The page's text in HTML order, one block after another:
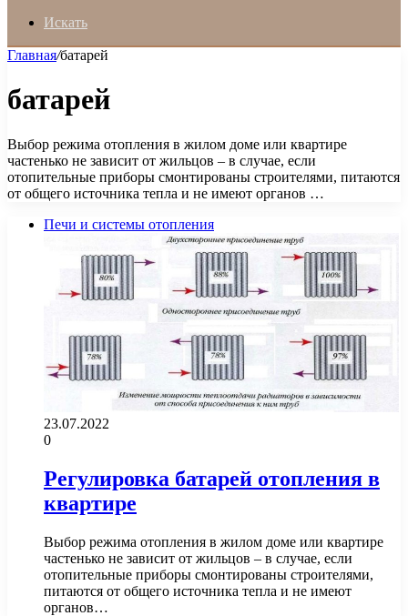
Искать
Главная/батарей
батарей
Выбор режима отопления в жилом доме или квартире
частенько не зависит от жильцов – в случае, если
отопительные приборы смонтированы строителями, питаются
от общего источника тепла и не имеют органов …
Печи и системы отопления
23.07.2022
0
Регулировка батарей отопления в
квартире
Выбор режима отопления в жилом доме или квартире
частенько не зависит от жильцов – в случае, если
отопительные приборы смонтированы строителями,
питаются от общего источника тепла и не имеют
органов…